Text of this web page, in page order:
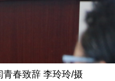
春致辞 李玲玲/摄